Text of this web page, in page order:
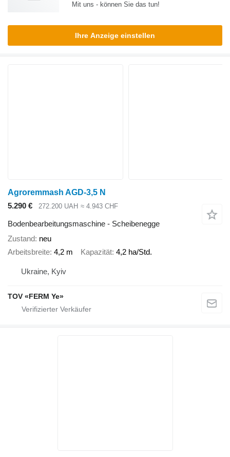
Mit uns - können Sie das tun!
Ihre Anzeige einstellen
Agroremmash AGD-3,5 N
5.290 €
272.200 UAH ≈ 4.943 CHF
Bodenbearbeitungsmaschine - Scheibenegge
Zustand neu
Arbeitsbreite 4,2 m Kapazität 4,2 ha/Std.
Ukraine, Kyiv
TOV «FERM Ye»